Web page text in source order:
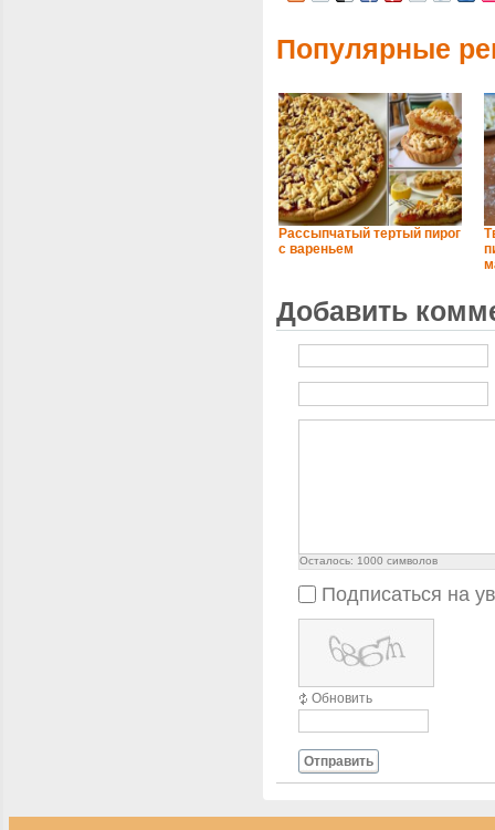
Популярные
Рассыпчатый тертый пирог
с вареньем
Добавить
Осталось: 1000 символов
Подписаться на
Обновить
Отправить